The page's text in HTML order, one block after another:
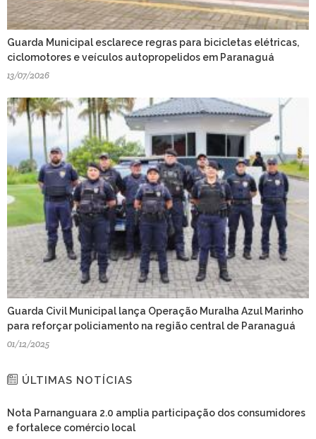
Guarda Municipal esclarece regras para bicicletas elétricas,
ciclomotores e veículos autopropelidos em Paranaguá
13/07/2026
Guarda Civil Municipal lança Operação Muralha Azul Marinho
para reforçar policiamento na região central de Paranaguá
01/12/2025
ÚLTIMAS NOTÍCIAS
Nota Parnanguara 2.0 amplia participação dos consumidores
e fortalece comércio local